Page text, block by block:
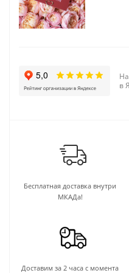
в
Бесплатная доставка внутри
МКАДа!
Доставим за 2 часа с момента